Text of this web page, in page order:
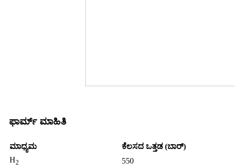
ಫಾರ್ಮ್ ಮಾಹಿತಿ
ಮಾಧ್ಯಮ ಕೆಲಸದ ಒತ್ತಡ (ಬಾರ್)
H2 550